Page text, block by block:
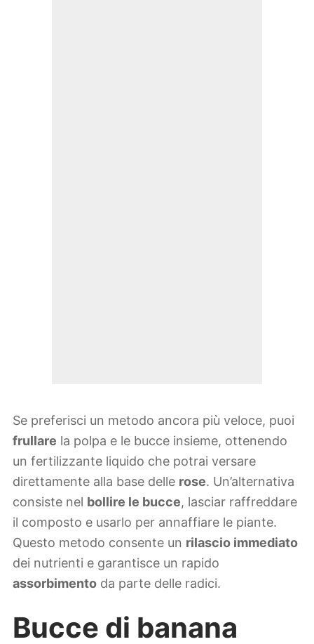
Se preferisci un metodo ancora più veloce, puoi
frullare la polpa e le bucce insieme, ottenendo
un fertilizzante liquido che potrai versare
direttamente alla base delle rose. Un’alternativa
consiste nel bollire le bucce, lasciar raffreddare
il composto e usarlo per annaffiare le piante.
Questo metodo consente un rilascio immediato
dei nutrienti e garantisce un rapido
assorbimento da parte delle radici.
Bucce di banana